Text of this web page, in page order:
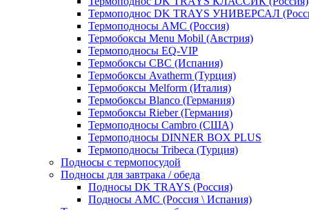
Термоподнос DK TRAYS УНИВЕРСАЛ
Термоподносы AMC (Россия)
Термобоксы Menu Mobil (Австрия)
Термоподносы EQ-VIP
Термобоксы CBC (Испания)
Термобоксы Avatherm (Турция)
Термобоксы Melform (Италия)
Термобоксы Blanco (Германия)
Термобоксы Rieber (Германия)
Термоподносы Cambro (США)
Термоподносы DINNER BOX PLUS
Термоподносы Tribeca (Турция)
Подносы с термопосудой
Подносы для завтрака / обеда
Подносы DK TRAYS (Россия)
Подносы AMC (Россия \ Испания)